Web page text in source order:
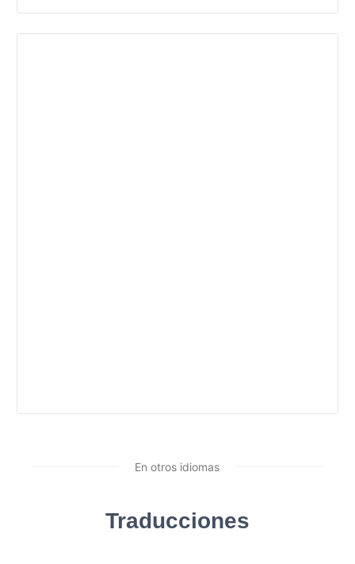
En otros idiomas
Traducciones